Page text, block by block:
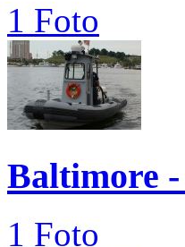
1 Foto
Baltimore -
1 Foto